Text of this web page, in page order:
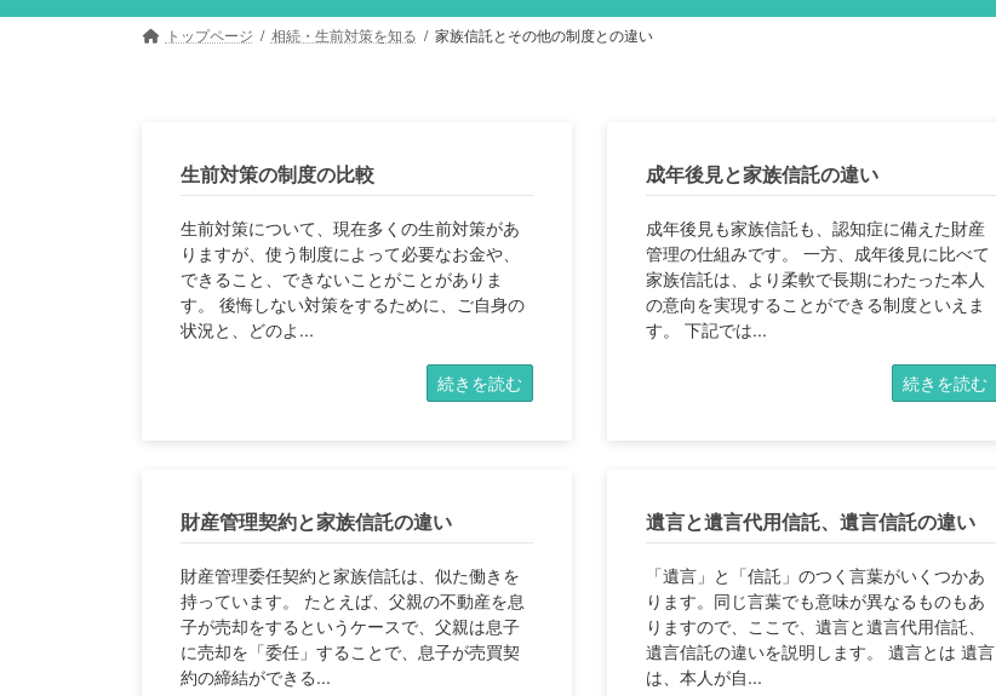
トップページ 相続・生前対策を知る 家族信託とその他の制度との違い
生前対策の制度の比較
生前対策について、現在多くの生前対策があ
りますが、使う制度によって必要なお金や、
できること、できないことがことがありま
す。 後悔しない対策をするために、ご自身の
状況と、どのよ...
続きを読む
成年後見と家族信託の違い
成年後見も家族信託も、認知症に備えた財産
管理の仕組みです。 一方、成年後見に比べて
家族信託は、より柔軟で長期にわたった本人
の意向を実現することができる制度といえま
す。 下記では...
続きを読む
財産管理契約と家族信託の違い
財産管理委任契約と家族信託は、似た働きを
持っています。 たとえば、父親の不動産を息
子が売却をするというケースで、父親は息子
に売却を「委任」することで、息子が売買契
約の締結ができる...
遺言と遺言代用信託、遺言信託の違い
「遺言」と「信託」のつく言葉がいくつかあ
ります。同じ言葉でも意味が異なるものもあ
りますので、ここで、遺言と遺言代用信託、
遺言信託の違いを説明します。 遺言とは 遺言
は、本人が自...